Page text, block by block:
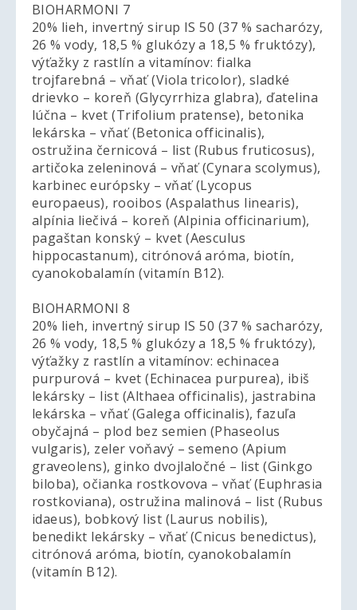
BIOHARMONI 7
20% lieh, invertný sirup IS 50 (37 % sacharózy,
26 % vody, 18,5 % glukózy a 18,5 % fruktózy),
výťažky z rastlín a vitamínov: fialka
trojfarebná – vňať (Viola tricolor), sladké
drievko – koreň (Glycyrrhiza glabra), ďatelina
lúčna – kvet (Trifolium pratense), betonika
lekárska – vňať (Betonica officinalis),
ostružina černicová – list (Rubus fruticosus),
artičoka zeleninová – vňať (Cynara scolymus),
karbinec európsky – vňať (Lycopus
europaeus), rooibos (Aspalathus linearis),
alpínia liečivá – koreň (Alpinia officinarium),
pagaštan konský – kvet (Aesculus
hippocastanum), citrónová aróma, biotín,
cyanokobalamín (vitamín B12).
BIOHARMONI 8
20% lieh, invertný sirup IS 50 (37 % sacharózy,
26 % vody, 18,5 % glukózy a 18,5 % fruktózy),
výťažky z rastlín a vitamínov: echinacea
purpurová – kvet (Echinacea purpurea), ibiš
lekársky – list (Althaea officinalis), jastrabina
lekárska – vňať (Galega officinalis), fazuľa
obyčajná – plod bez semien (Phaseolus
vulgaris), zeler voňavý – semeno (Apium
graveolens), ginko dvojlaločné – list (Ginkgo
biloba), očianka rostkovova – vňať (Euphrasia
rostkoviana), ostružina malinová – list (Rubus
idaeus), bobkový list (Laurus nobilis),
benedikt lekársky – vňať (Cnicus benedictus),
citrónová aróma, biotín, cyanokobalamín
(vitamín B12).